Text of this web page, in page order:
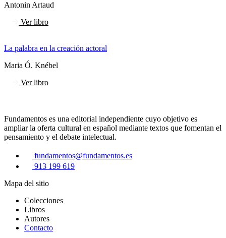
Antonin Artaud
Ver libro
La palabra en la creación actoral
Maria Ó. Knébel
Ver libro
Fundamentos es una editorial independiente cuyo objetivo es
ampliar la oferta cultural en español mediante textos que fomentan el
pensamiento y el debate intelectual.
fundamentos@fundamentos.es
913 199 619
Mapa del sitio
Colecciones
Libros
Autores
Contacto